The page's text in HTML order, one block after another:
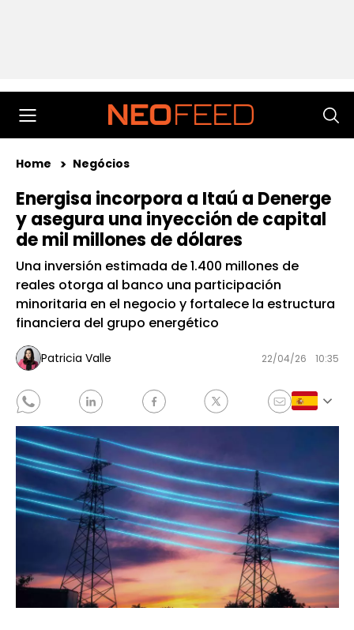
Home Negócios
Energisa incorpora a Itaú a Denerge
y asegura una inyección de capital
de mil millones de dólares
Una inversión estimada de 1.400 millones de
reales otorga al banco una participación
minoritaria en el negocio y fortalece la estructura
financiera del grupo energético
Patricia Valle 22/04/26 10:35